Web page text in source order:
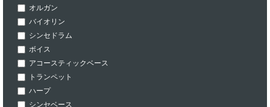
オルガン
バイオリン
シンセドラム
ボイス
アコースティックベース
トランペット
ハープ
シンセベース